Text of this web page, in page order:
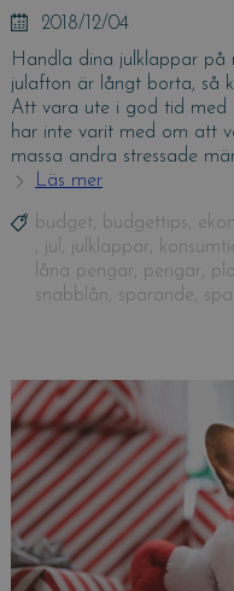
Posted
on
2018/12/04
Handla dina julklappar på
julafton är långt borta, så
Att vara ute i god tid med
har inte varit med om att
massa andra stressade
Läs merHandla
julklappar
på
nätet-
spara
Tags
budget, budgettips,
, jul, julklappar ,
låna pengar , pengar ,
snabblån, sparande,